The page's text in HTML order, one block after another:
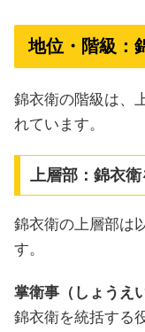
地位・階級：
錦衣衛の階級は、
れています。
上層部：錦衣
錦衣衛の上層部は
す。
掌衛事（しょうえ
錦衣衛を統括する